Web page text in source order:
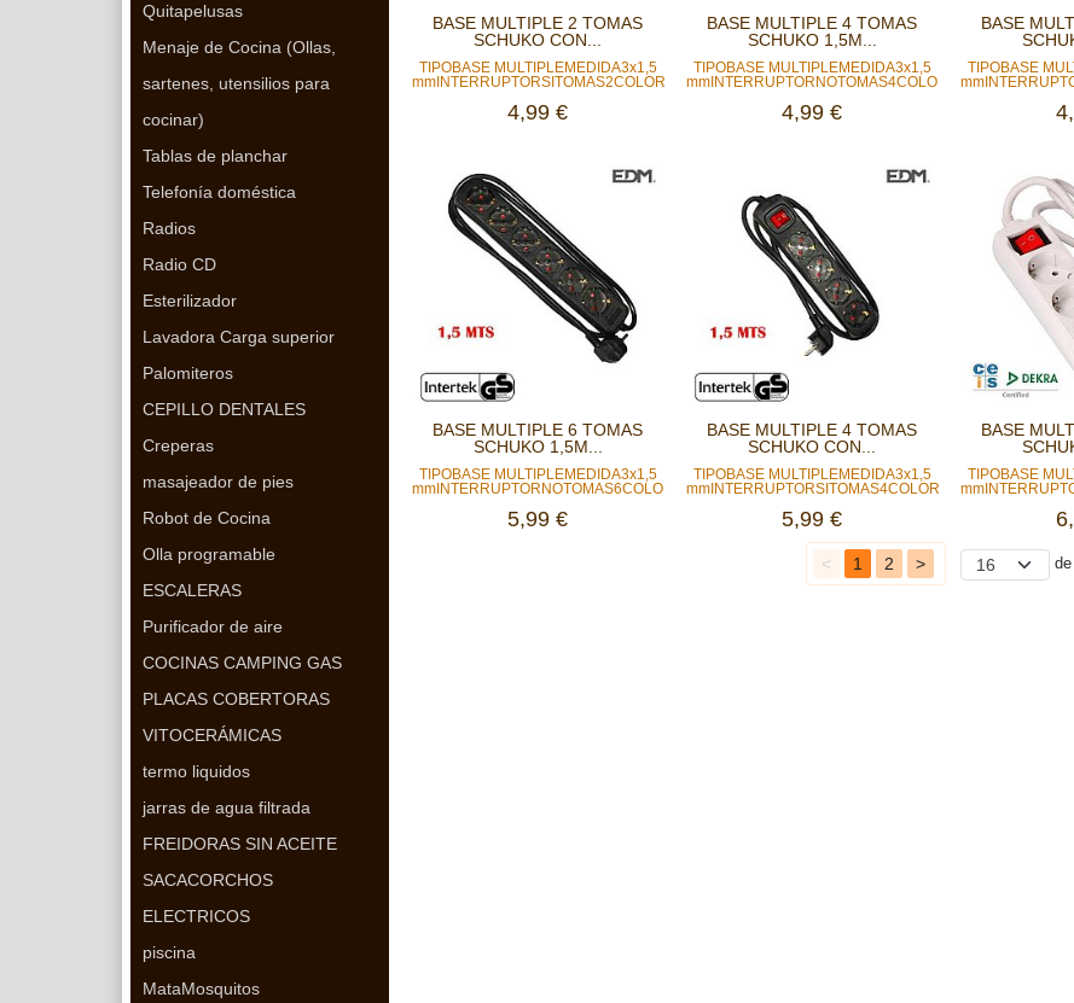
Quitapelusas
Menaje de Cocina (Ollas,
sartenes, utensilios para
cocinar)
Tablas de planchar
Telefonía doméstica
Radios
Radio CD
Esterilizador
Lavadora Carga superior
Palomiteros
CEPILLO DENTALES
Creperas
masajeador de pies
Robot de Cocina
Olla programable
ESCALERAS
Purificador de aire
COCINAS CAMPING GAS
PLACAS COBERTORAS
VITOCERÁMICAS
termo liquidos
jarras de agua filtrada
FREIDORAS SIN ACEITE
SACACORCHOS
ELECTRICOS
piscina
MataMosquitos
BASE MULTIPLE 2 TOMAS
SCHUKO CON...
TIPOBASE MULTIPLEMEDIDA3x1,5
mmINTERRUPTORSITOMAS2COLORBLANCOCABLE1,5...
4,99 €
BASE MULTIPLE 4 TOMAS
SCHUKO 1,5M...
TIPOBASE MULTIPLEMEDIDA3x1,5
4,99 €
BASE
TIPOBASE
BASE MULTIPLE 6 TOMAS
SCHUKO 1,5M...
TIPOBASE MULTIPLEMEDIDA3x1,5
mmINTERRUPTORNOTOMAS6COLORNEGROCABLE1,5...
5,99 €
BASE MULTIPLE 4 TOMAS
SCHUKO CON...
TIPOBASE MULTIPLEMEDIDA3x1,5
mmINTERRUPTORSITOMAS4COLORNEGROCABLE1,5...
5,99 €
BASE
TIPOBASE
< 1 2 >